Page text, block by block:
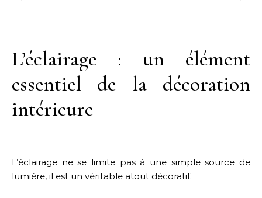
L’éclairage : un élément
essentiel de la décoration
intérieure
L’éclairage ne se limite pas à une simple source de
lumière, il est un véritable atout décoratif.